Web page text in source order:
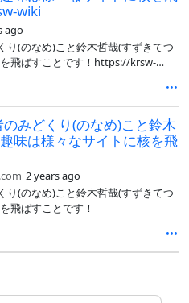
wiki
ago
り(のなめ)こと鈴木哲哉(すずきてつ
飛ばすことです！https://krsw-
@arvined@misskey.io
@otoha@oran.ski
みどくり(のなめ)こと鈴木
味は様々なサイトに核を飛
2 years ago
り(のなめ)こと鈴木哲哉(すずきてつ
飛ばすことです！